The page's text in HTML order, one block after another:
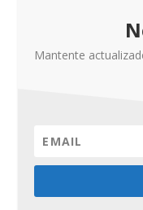
Mantente